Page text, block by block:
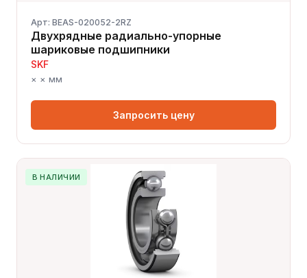
Арт: BEAS-020052-2RZ
Двухрядные радиально-упорные
шариковые подшипники
SKF
× × мм
Запросить цену
В НАЛИЧИИ